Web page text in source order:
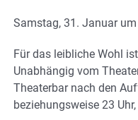
Samstag, 31. Januar
Für das leibliche Wohl
Unabhängig vom
Theaterbar nach den
beziehungsweise 23